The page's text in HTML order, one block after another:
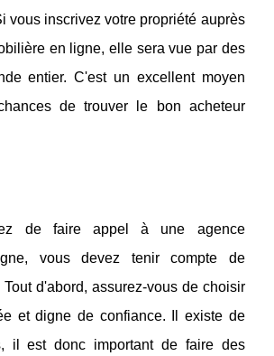
vous inscrivez votre propriété auprès
en ligne, elle sera vue par des
entier. C'est un excellent moyen
de trouver le bon acheteur
de faire appel à une agence
vous devez tenir compte de
d'abord, assurez-vous de choisir
et digne de confiance. Il existe de
il est donc important de faire des